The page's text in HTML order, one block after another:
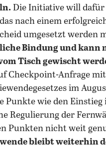
Die Initiative will dafür
nach einem
umgesetzt werden
Bindung und kann
Tisch gewischt
Checkpoint-Anfrage
im
Punkte wie den Einstieg
Regulierung der
Punkten nicht weit
bleibt weiterhin